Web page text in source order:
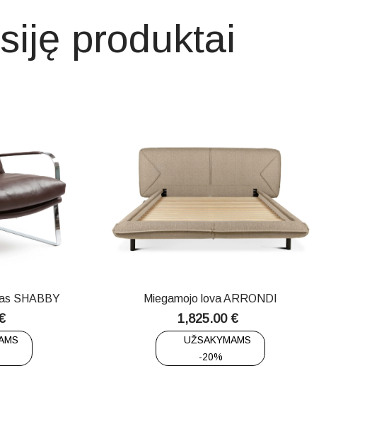
produktai
SHABBY Miegamojo lova ARRONDI
1,825.00 €
UŽSAKYMAMS
-20%